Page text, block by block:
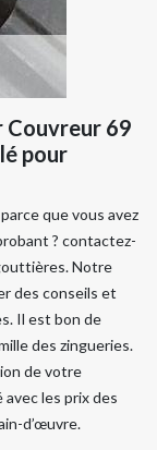
Couvreur 69
pour
que vous avez
? contactez-
Notre
des conseils et
Il est bon de
des zingueries.
de votre
les prix des
d’œuvre.